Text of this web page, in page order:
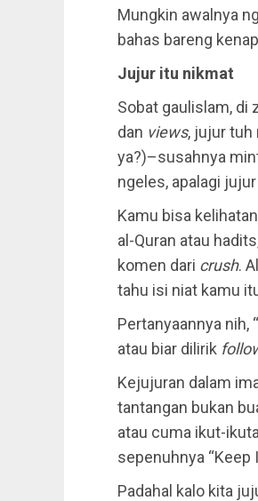
Mungkin awalnya
bahas bareng
Jujur itu nikmat
Sobat gaulislam, di
dan views, jujur tuh
ya?)–susahnya
ngeles, apalagi jujur
Kamu bisa
al-Quran atau
komen dari crush.
tahu isi niat kamu
Pertanyaannya nih,
atau biar dilirik
Kejujuran dalam
tantangan bukan
atau cuma ikut-
sepenuhnya “Keep
Padahal kalo kita